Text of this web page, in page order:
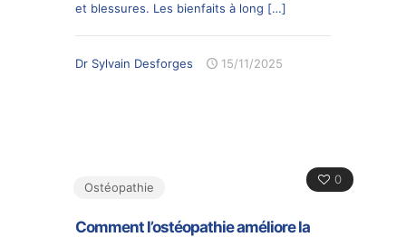
et blessures. Les bienfaits à long […]
Dr Sylvain Desforges 15/11/2025
0
Ostéopathie
Comment l’ostéopathie améliore la